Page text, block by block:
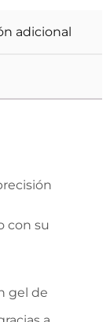
adicional
con su
gel de